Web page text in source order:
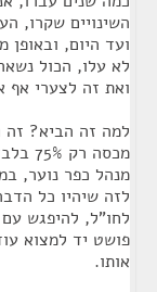
השינויים שקרו,
ועד היום,
לא עלו, הכול
ואת זה לצערי אף
למה זה הביא? זה
מנהל כפר נוער,
לזה שיהיו כל
לחו"ל, להיפגש עם
פושט יד למצוא
אותו.